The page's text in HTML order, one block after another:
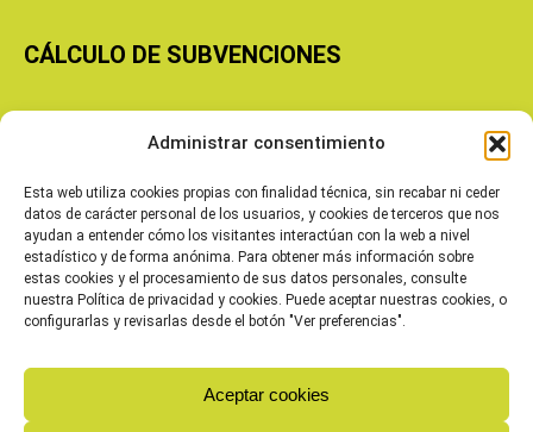
Administrar consentimiento
Esta web utiliza cookies propias con finalidad técnica, sin recabar ni ceder
datos de carácter personal de los usuarios, y cookies de terceros que nos
ayudan a entender cómo los visitantes interactúan con la web a nivel
estadístico y de forma anónima. Para obtener más información sobre
estas cookies y el procesamiento de sus datos personales, consulte
nuestra Política de privacidad y cookies. Puede aceptar nuestras cookies, o
configurarlas y revisarlas desde el botón "Ver preferencias".
Aceptar cookies
CÁLCULO DE SUBVENCIONES